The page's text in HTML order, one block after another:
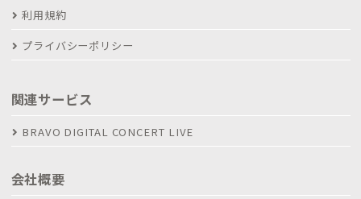
利用規約
プライバシーポリシー
関連サービス
BRAVO DIGITAL CONCERT LIVE
会社概要